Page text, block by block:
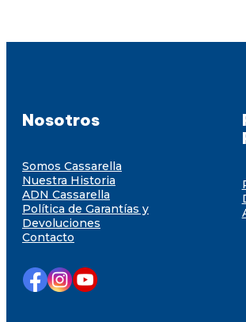
Nosotros
Somos Cassarella
Nuestra Historia
ADN Cassarella
Política de Garantías y
Devoluciones
Contacto